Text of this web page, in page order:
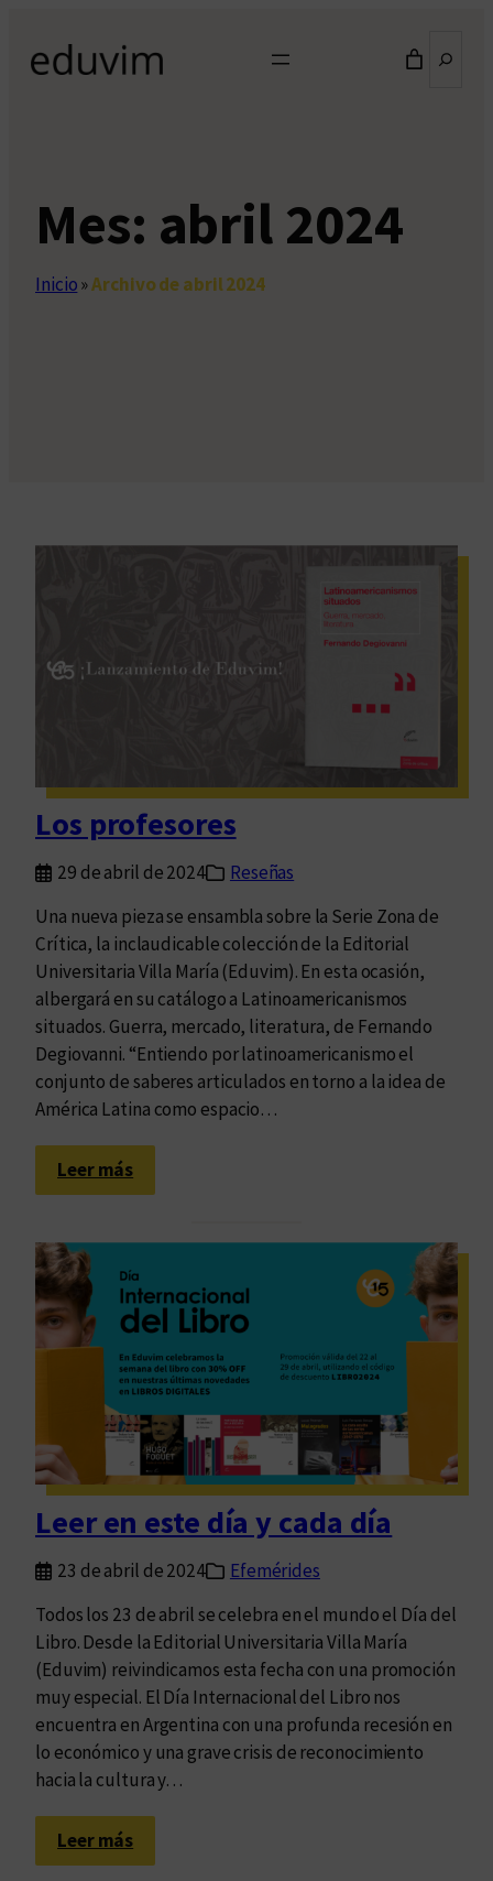
contenido
Mes: abril 2024
Inicio»Archivo de abril 2024
Los profesores
29 de abril de 2024
Reseñas
Una nueva pieza se ensambla sobre la Serie Zona de
Crítica, la inclaudicable colección de la Editorial
Universitaria Villa María (Eduvim). En esta ocasión,
albergará en su catálogo a Latinoamericanismos
situados. Guerra, mercado, literatura, de Fernando
Degiovanni. “Entiendo por latinoamericanismo el
conjunto de saberes articulados en torno a la idea de
América Latina como espacio…
Leer más:
L
p
r
o
f
e
s
o
r
e
s
Leer en este día y cada día
23 de abril de 2024
Efemérides
Todos los 23 de abril se celebra en el mundo el Día del
Libro. Desde la Editorial Universitaria Villa María
(Eduvim) reivindicamos esta fecha con una promoción
muy especial. El Día Internacional del Libro nos
encuentra en Argentina con una profunda recesión en
lo económico y una grave crisis de reconocimiento
hacia la cultura y…
Leer más:
L